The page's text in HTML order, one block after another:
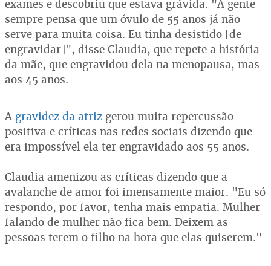
exames e descobriu que estava grávida. "A gente
sempre pensa que um óvulo de 55 anos já não
serve para muita coisa. Eu tinha desistido [de
engravidar]", disse Claudia, que repete a história
da mãe, que engravidou dela na menopausa, mas
aos 45 anos.
A gravidez da atriz gerou muita repercussão
positiva e críticas nas redes sociais dizendo que
era impossível ela ter engravidado aos 55 anos.
Claudia amenizou as críticas dizendo que a
avalanche de amor foi imensamente maior. "Eu só
respondo, por favor, tenha mais empatia. Mulher
falando de mulher não fica bem. Deixem as
pessoas terem o filho na hora que elas quiserem."